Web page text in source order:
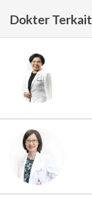
Dokter Terkait